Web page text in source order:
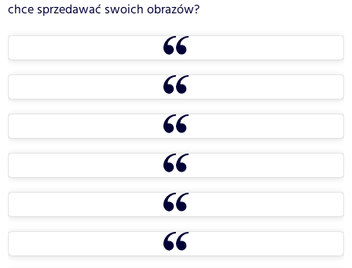
chce sprzedawać swoich obrazów?